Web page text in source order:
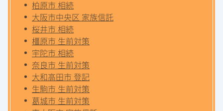
柏原市 相続
大阪市中央区 家族信託
桜井市 相続
橿原市 生前対策
宇陀市 相続
奈良市 生前対策
大和高田市 登記
生駒市 生前対策
葛城市 生前対策